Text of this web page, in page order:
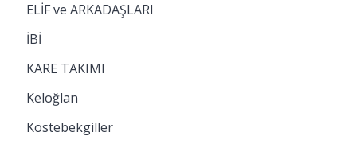
ELİF ve ARKADAŞLARI
İBİ
KARE TAKIMI
Keloğlan
Köstebekgiller